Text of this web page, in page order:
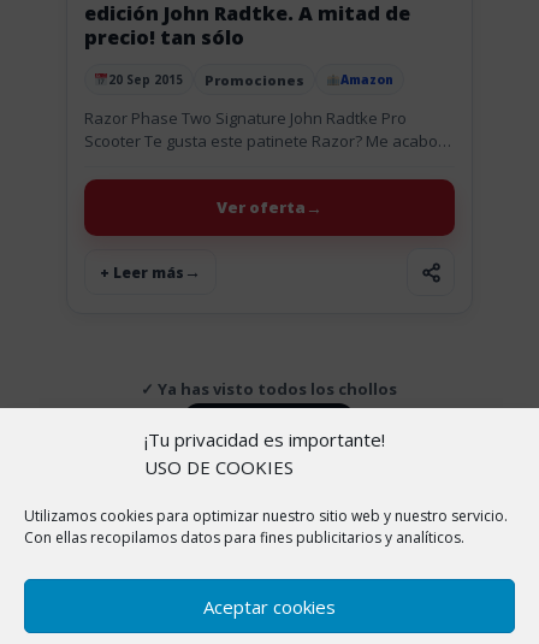
¡Tu privacidad es importante!
USO DE COOKIES
Utilizamos cookies para optimizar nuestro sitio web y nuestro servicio.
Con ellas recopilamos datos para fines publicitarios y analíticos.
Aceptar cookies
Publicado el
20 Sep 2015 Promociones Amazon
edición John Radtke. A mitad de
precio! tan sólo
Razor Phase Two Signature John Radtke Pro
Scooter Te gusta este patinete Razor? Me acabo
patinetes lo...
+ Leer más
Ver oferta
✓ Ya has visto todos los chollos
Copyright © 2026 |Aviso Legal|Política de
cookies|Política de Privacidad|Sobre nosotros
En ChollitosChollazos.com participamos en programas
de afiliación de AliExpress, Amazon y otras